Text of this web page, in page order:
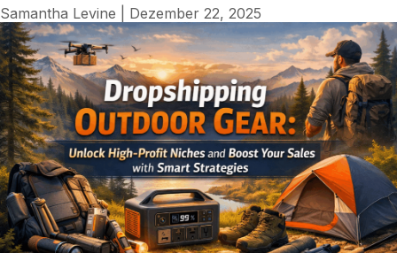
Nischen,
Insider-
Strategien
und
Gewinntaktiken
Samantha Levine Dezember 22, 2025